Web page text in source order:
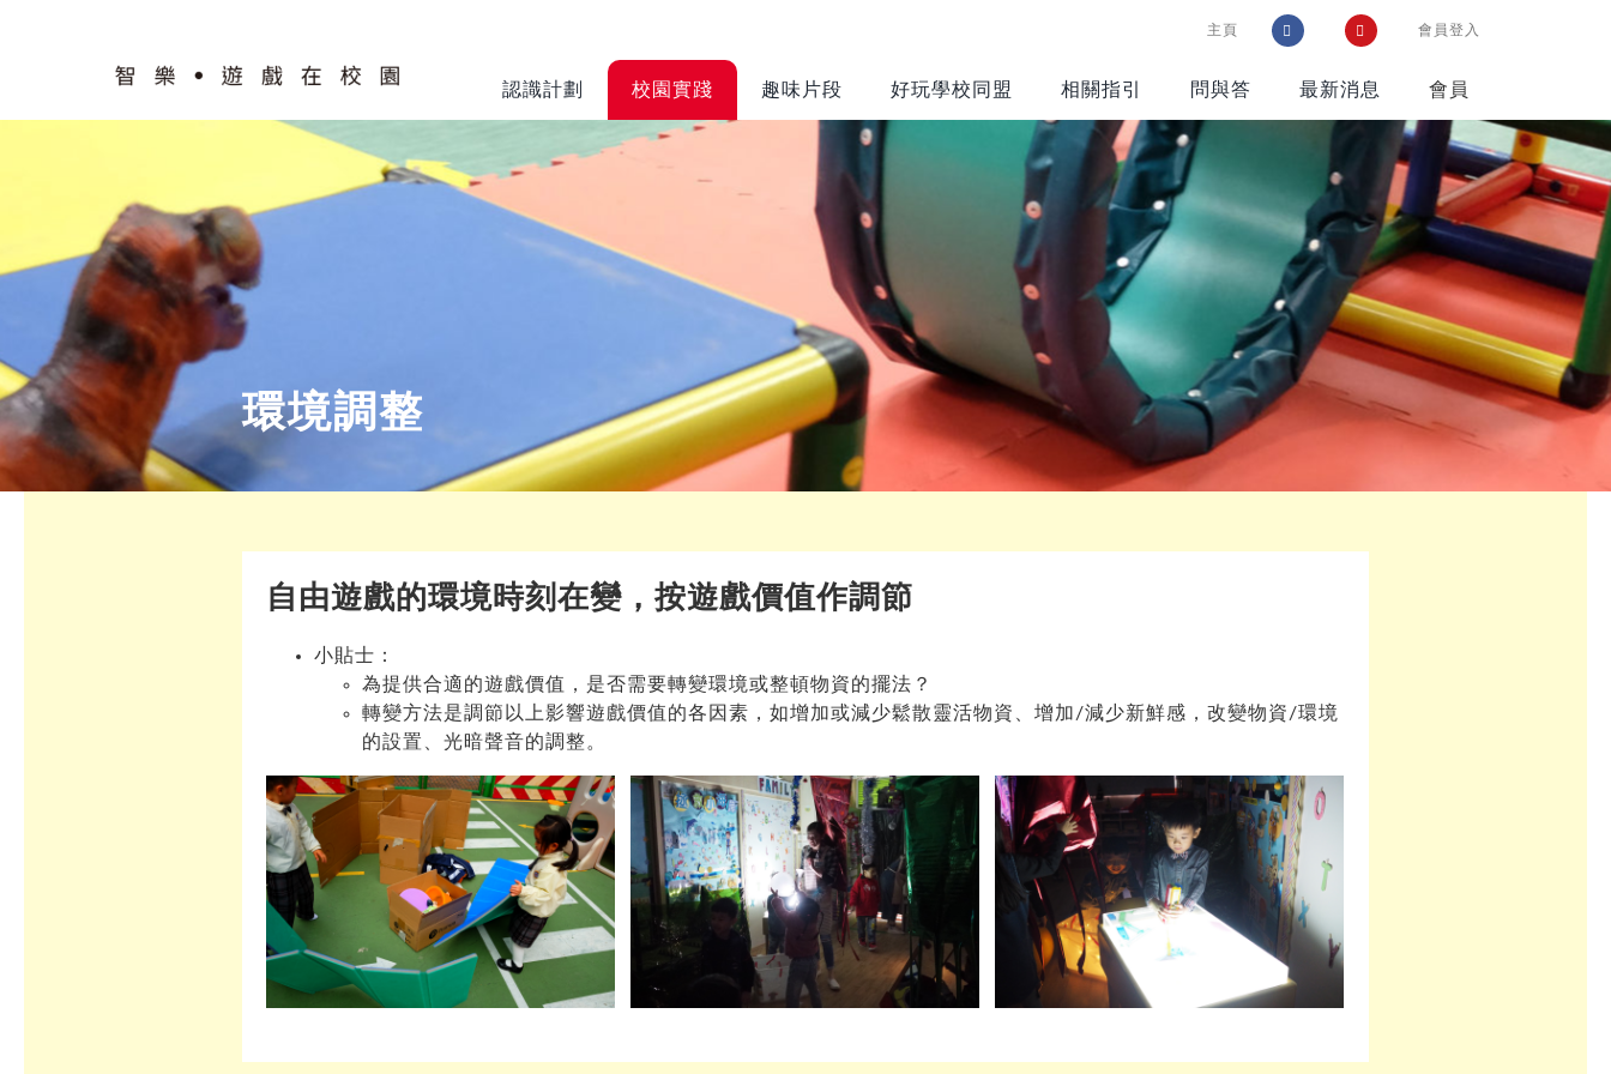
主頁 會員登入
認識計劃
計劃簡介
智樂模式
校園實踐
認識校園
遊戲環境設置
評估空間的遊戲
風險益處評估
校園遊戲環境設
遊戲設備及物
資推介
靈活鬆散物資
(Loose Parts)
裝置或家俱
(Equipment
and Furniture)
工具(Tools)
參考資料
遊戲在校園通訊
智樂資源配套
好書推介
網站推介
購物好去處
趣味片段 好玩學校同盟 相關指引 問與答 最新消息 會員
環境調整
自由遊戲的環境時刻在變，按遊戲價值作調節
小貼士：
為提供合適的遊戲價值，是否需要轉變環境或整頓物資的擺法？
轉變方法是調節以上影響遊戲價值的各因素，如增加或減少鬆散靈活物資、增加/減少新鮮感，改變物資/環境
的設置、光暗聲音的調整。